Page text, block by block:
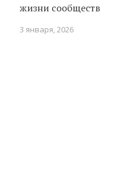
жизни сообществ
3 января, 2026